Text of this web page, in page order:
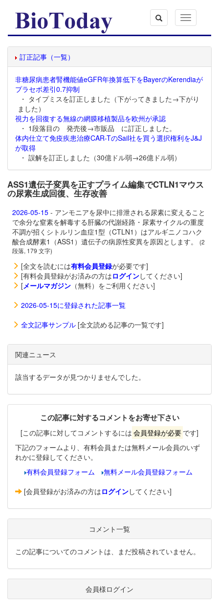
Toggle
navigation
訂正記事（一覧）
非糖尿病患者腎機能値eGFR年換算低下をBayerのKerendiaが
プラセボ差引0.7抑制
・ タイプミスを訂正しました（下がってきました→下がり
ました）
視力を回復する無線の網膜移植製品を欧州が承認
・ 1段落目の 発売後→市販品 に訂正しました。
体内仕立て免疫疾患治療CAR-TのSail社を買う選択権利をJ&J
が取得
・ 誤解を訂正しました（30億ドル弱→26億ドル弱）
ASS1遺伝子変異を正すプライム編集でCTLN1マウス
の尿素生成回復、生存改善
2026-05-15 - アンモニアを尿中に排泄される尿素に変えること
で余分な窒素を解毒する肝臓の代謝経路・尿素サイクルの重度
不調が招くシトルリン血症1型（CTLN1）はアルギニノコハク
酸合成酵素1（ASS1）遺伝子の病原性変異を原因とします。
(2
段落, 179 文字)
[全文を読むには有料会員登録が必要です]
[有料会員登録がお済みの方はログインしてください]
[メールマガジン （無料）をご利用ください]
2026-05-15に登録された記事一覧
全文記事サンプル [全文読める記事の一覧です]
関連ニュース
該当するデータが見つかりませんでした。
この記事に対するコメントをお寄せ下さい
[この記事に対してコメントするには 会員登録が必要 です]
下記のフォームより、有料会員または無料メール会員のいず
れかに登録してください。
有料会員登録フォーム
無料メール会員登録フォーム
[会員登録がお済みの方はログインしてください]
コメント一覧
この記事についてのコメントは、まだ投稿されていません。
会員様ログイン